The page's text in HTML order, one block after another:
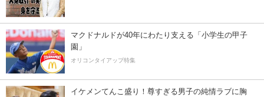
マクドナルドが40年にわたり支える「小学生の甲子
園」
オリコンタイアップ特集
イケメンてんこ盛り！尊すぎる男子の純情ラブに胸